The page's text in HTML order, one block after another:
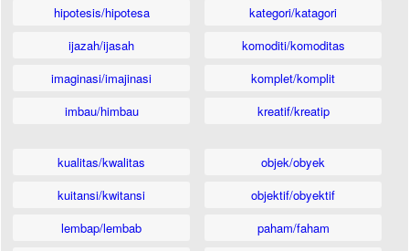
hipotesis/hipotesa
ijazah/ijasah
imaginasi/imajinasi
imbau/himbau
kategori/katagori
komoditi/komoditas
komplet/komplit
kreatif/kreatip
kualitas/kwalitas
kuitansi/kwitansi
lembap/lembab
objek/obyek
objektif/obyektif
paham/faham